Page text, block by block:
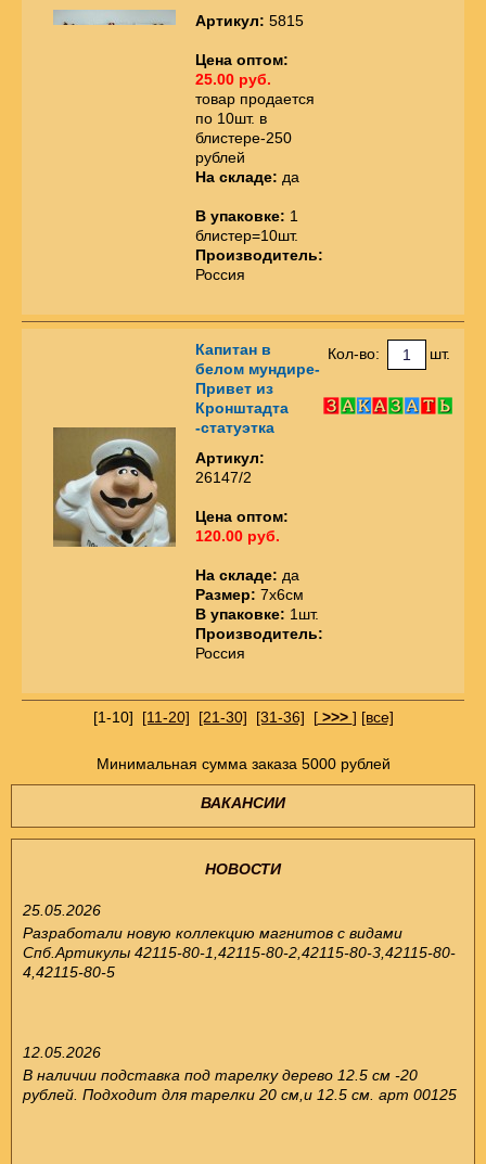
Артикул: 5815
Цена оптом:
25.00 руб.
товар продается
по 10шт. в
блистере-250
рублей
На складе: да
В упаковке: 1
блистер=10шт.
Производитель:
Россия
Капитан в
белом мундире-
Привет из
Кронштадта
-статуэтка
Артикул:
26147/2
Цена оптом:
120.00 руб.
На складе: да
Размер: 7х6см
В упаковке: 1шт.
Производитель:
Россия
Кол-во: шт.
[1-10] [11-20] [21-30] [31-36] [>>> ] [все]
Минимальная сумма заказа 5000 рублей
ВАКАНСИИ
НОВОСТИ
25.05.2026
Разработали новую коллекцию магнитов с видами
Спб.Артикулы 42115-80-1,42115-80-2,42115-80-3,42115-80-
4,42115-80-5
12.05.2026
В наличии подставка под тарелку дерево 12.5 см -20
рублей. Подходит для тарелки 20 см,и 12.5 см. арт 00125